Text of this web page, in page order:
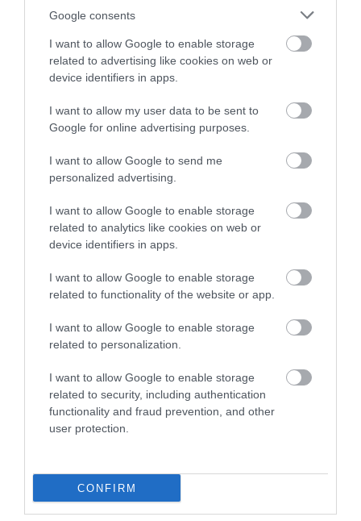
Google consents
I want to allow Google to enable storage
related to advertising like cookies on web or
device identifiers in apps.
I want to allow my user data to be sent to
Google for online advertising purposes.
I want to allow Google to send me
personalized advertising.
I want to allow Google to enable storage
related to analytics like cookies on web or
device identifiers in apps.
I want to allow Google to enable storage
related to functionality of the website or app.
I want to allow Google to enable storage
related to personalization.
I want to allow Google to enable storage
related to security, including authentication
functionality and fraud prevention, and other
user protection.
CONFIRM
KULCSSZAVAK
#banán #fagyasztottbanán
albánia
alkohol alkoholmentes
állatieredetűétel
amerika
amerikaiegyesültállamok
ázsia bab
bécs
boldogság
bor borászat
címkék
citrom citrusfélék coca-cola
csalán
császármorzsa
csepegtetés csirke
csokoládé
cukor
lelkesen fogadták az új ízeket: sokan örülnek a
Cherry Floatnak és a Diet Cherry Coke
visszatérésének, mások a csomagolás retro
stílusát hiányolják. Azt egyelőre nem tudni, hogy
LEGNÉPSZERŰBB